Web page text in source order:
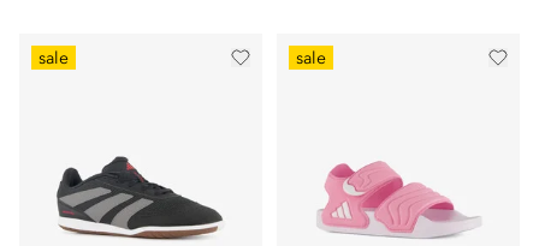
sale sale